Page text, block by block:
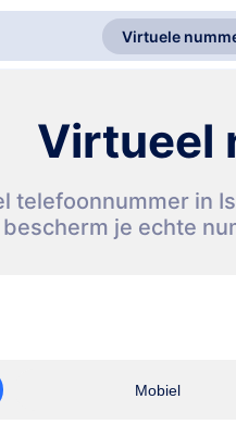
Virtuele
Virtueel
telefoonnummer in
bescherm je echte
Mobiel